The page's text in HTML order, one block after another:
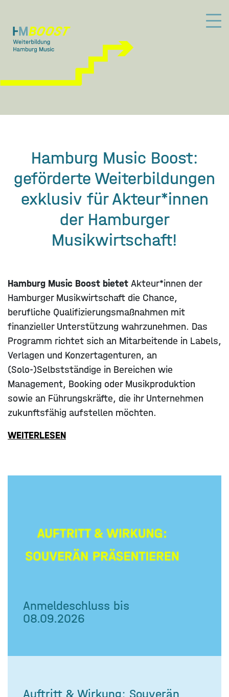
Hamburg Music Boost:
geförderte Weiterbildungen
exklusiv für Akteur*innen
der Hamburger
Musikwirtschaft!
Hamburg Music Boost bietet Akteur*innen der
Hamburger Musikwirtschaft die Chance,
berufliche Qualifizierungsmaßnahmen mit
finanzieller Unterstützung wahrzunehmen. Das
Programm richtet sich an Mitarbeitende in Labels,
Verlagen und Konzertagenturen, an
(Solo-)Selbstständige in Bereichen wie
Management, Booking oder Musikproduktion
sowie an Führungskräfte, die ihr Unternehmen
zukunftsfähig aufstellen möchten.
WEITERLESEN
Anmeldeschluss bis
08.09.2026
Auftritt & Wirkung: Souverän